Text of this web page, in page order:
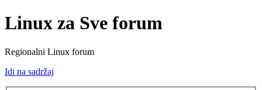
Linux za Sve forum
Regionalni Linux forum
Idi na sadržaj